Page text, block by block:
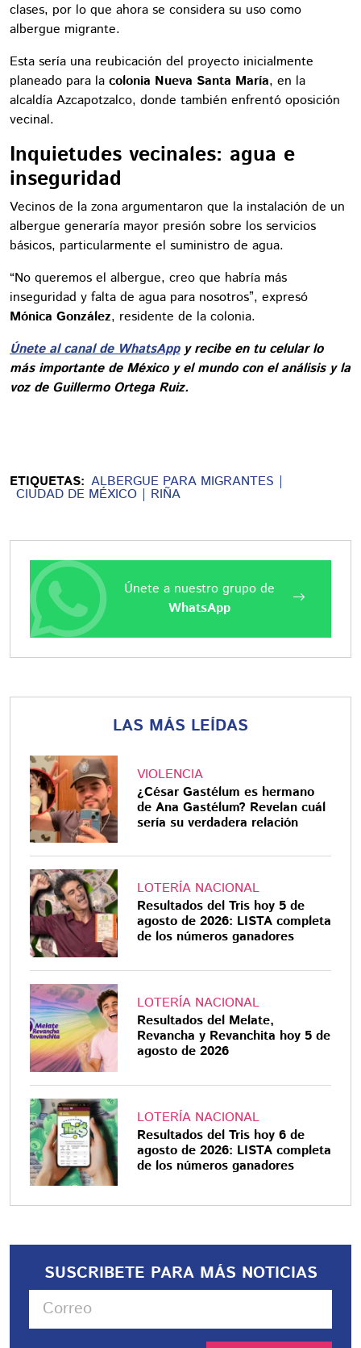
clases, por lo que ahora se considera su uso como
albergue migrante.
Esta sería una reubicación del proyecto inicialmente
planeado para la colonia Nueva Santa María, en la
alcaldía Azcapotzalco, donde también enfrentó oposición
vecinal.
Inquietudes vecinales: agua e
inseguridad
Vecinos de la zona argumentaron que la instalación de un
albergue generaría mayor presión sobre los servicios
básicos, particularmente el suministro de agua.
“No queremos el albergue, creo que habría más
inseguridad y falta de agua para nosotros”, expresó
Mónica González, residente de la colonia.
Únete al canal de WhatsAppy recibe en tu celular lo
más importante de México y el mundo con el análisis y la
voz de Guillermo Ortega Ruiz.
ETIQUETAS: ALBERGUE PARA MIGRANTES
CIUDAD DE MÉXICO RIÑA
Únete a nuestro grupo de
WhatsApp
LAS MÁS LEÍDAS
VIOLENCIA
¿César Gastélum es hermano
de Ana Gastélum? Revelan cuál
sería su verdadera relación
LOTERÍA NACIONAL
Resultados del Tris hoy 5 de
agosto de 2026: LISTA completa
de los números ganadores
LOTERÍA NACIONAL
Resultados del Melate,
Revancha y Revanchita hoy 5 de
agosto de 2026
LOTERÍA NACIONAL
Resultados del Tris hoy 6 de
agosto de 2026: LISTA completa
de los números ganadores
SUSCRIBETE PARA MÁS NOTICIAS